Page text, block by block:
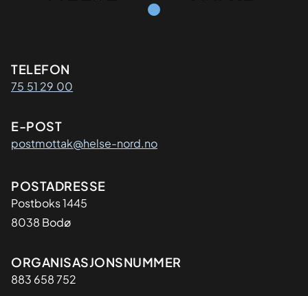
Kontaktinformasjon
TELEFON
75 51 29 00
E-POST
postmottak@helse-nord.no
Adresse
POSTADRESSE
Postboks 1445
8038 Bodø
Organisasjon
ORGANISASJONSNUMMER
883 658 752